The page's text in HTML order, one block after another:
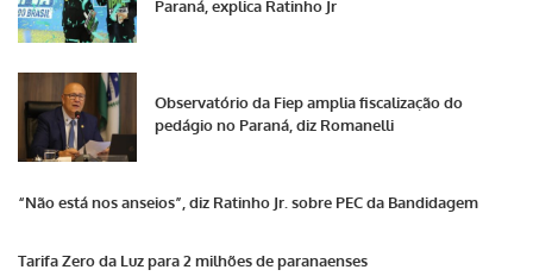
Paraná, explica Ratinho Jr
Observatório da Fiep amplia fiscalização do
pedágio no Paraná, diz Romanelli
“Não está nos anseios”, diz Ratinho Jr. sobre PEC da Bandidagem
Tarifa Zero da Luz para 2 milhões de paranaenses